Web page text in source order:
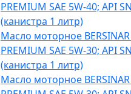
PREMIUM SAE 5W-40; API
(канистра 1 литр)
Масло моторное BERSINAR
PREMIUM SAE 5W-30; API
(канистра 1 литр)
Масло моторное BERSINAR